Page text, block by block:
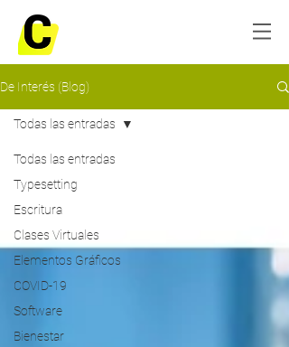
De Interés (Blog)
Todas las entradas
Typesetting
Escritura
Clases Virtuales
Elementos Gráficos
COVID-19
Software
Bienestar
Todas las entradas